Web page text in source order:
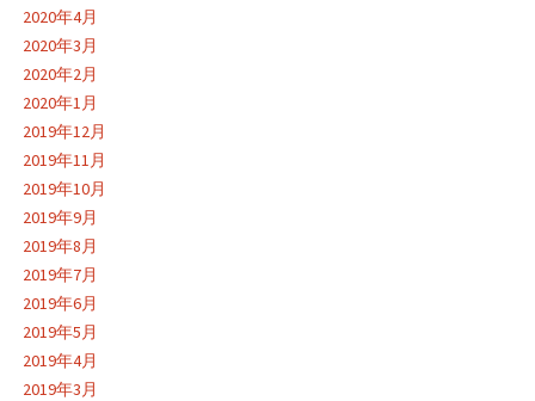
2020年4月
2020年3月
2020年2月
2020年1月
2019年12月
2019年11月
2019年10月
2019年9月
2019年8月
2019年7月
2019年6月
2019年5月
2019年4月
2019年3月